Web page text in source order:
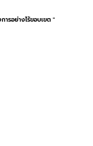
รอย่างไร้ขอบเขต "